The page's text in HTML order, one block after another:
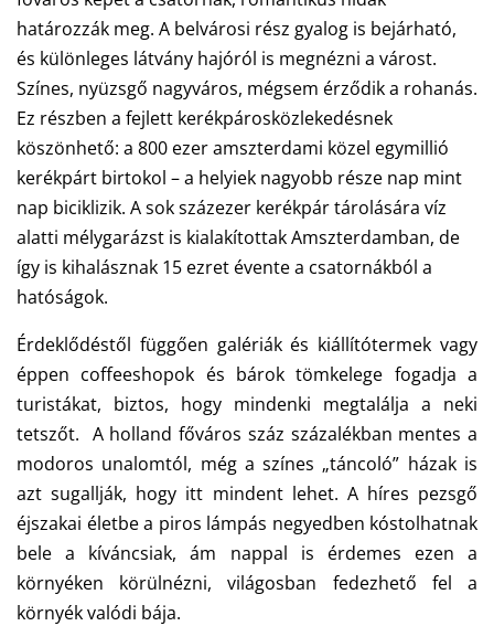
határozzák meg. A belvárosi rész gyalog is bejárható,
és különleges látvány hajóról is megnézni a várost.
Színes, nyüzsgő nagyváros, mégsem érződik a rohanás.
Ez részben a fejlett kerékpárosközlekedésnek
köszönhető: a 800 ezer amszterdami közel egymillió
kerékpárt birtokol – a helyiek nagyobb része nap mint
nap biciklizik. A sok százezer kerékpár tárolására víz
alatti mélygarázst is kialakítottak Amszterdamban, de
így is kihalásznak 15 ezret évente a csatornákból a
hatóságok.
Érdeklődéstől függően galériák és kiállítótermek vagy
éppen coffeeshopok és bárok tömkelege fogadja a
turistákat, biztos, hogy mindenki megtalálja a neki
tetszőt. A holland főváros száz százalékban mentes a
modoros unalomtól, még a színes „táncoló” házak is
azt sugallják, hogy itt mindent lehet. A híres pezsgő
éjszakai életbe a piros lámpás negyedben kóstolhatnak
bele a kíváncsiak, ám nappal is érdemes ezen a
környéken körülnézni, világosban fedezhető fel a
környék valódi bája.